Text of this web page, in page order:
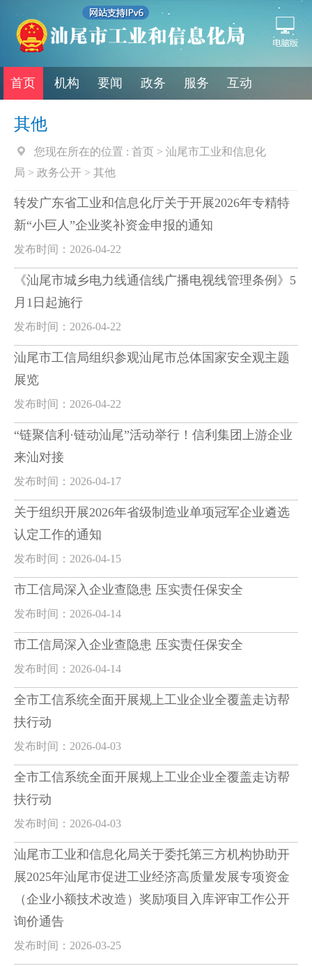
首页 机构 要闻 政务 服务 互动
其他
您现在所在的位置 : 首页 > 汕尾市工业和信息化
局 > 政务公开 > 其他
转发广东省工业和信息化厅关于开展2026年专精特
新“小巨人”企业奖补资金申报的通知
发布时间：2026-04-22
《汕尾市城乡电力线通信线广播电视线管理条例》5
月1日起施行
发布时间：2026-04-22
汕尾市工信局组织参观汕尾市总体国家安全观主题
展览
发布时间：2026-04-22
“链聚信利·链动汕尾”活动举行！信利集团上游企业
来汕对接
发布时间：2026-04-17
关于组织开展2026年省级制造业单项冠军企业遴选
认定工作的通知
发布时间：2026-04-15
市工信局深入企业查隐患 压实责任保安全
发布时间：2026-04-14
市工信局深入企业查隐患 压实责任保安全
发布时间：2026-04-14
全市工信系统全面开展规上工业企业全覆盖走访帮
扶行动
发布时间：2026-04-03
全市工信系统全面开展规上工业企业全覆盖走访帮
扶行动
发布时间：2026-04-03
汕尾市工业和信息化局关于委托第三方机构协助开
展2025年汕尾市促进工业经济高质量发展专项资金
（企业小额技术改造）奖励项目入库评审工作公开
询价通告
发布时间：2026-03-25